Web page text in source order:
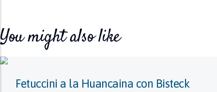
You might also like
Fetuccini a la Huancaina con Bisteck